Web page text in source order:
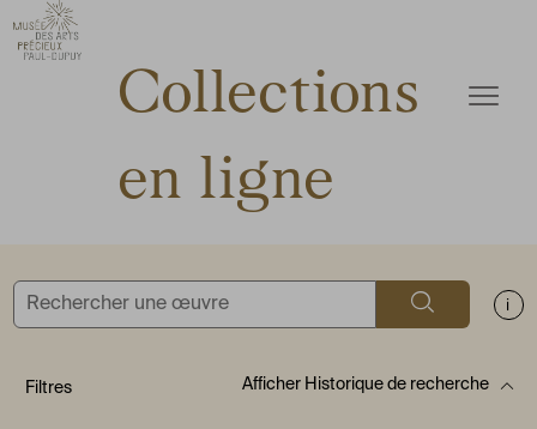
Accèder directement au contenu
Accèder directement au contenu
Collections
en ligne
Ouvrir
Rechercher
Filtres AfficherHistorique de recherche